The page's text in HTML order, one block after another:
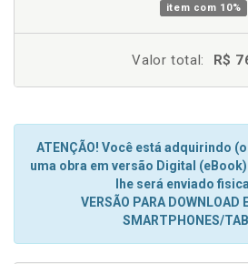
item com 10%
Valor total: R$
ATENÇÃO! Você está adquirindo
uma obra em versão Digital
lhe será enviado
VERSÃO PARA DOWNLOAD
SMARTPHONES/